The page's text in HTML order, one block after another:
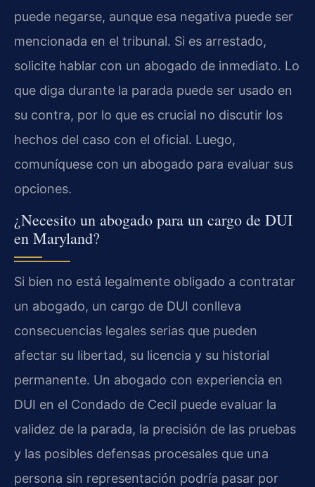
puede negarse, aunque esa negativa puede ser
mencionada en el tribunal. Si es arrestado,
solicite hablar con un abogado de inmediato. Lo
que diga durante la parada puede ser usado en
su contra, por lo que es crucial no discutir los
hechos del caso con el oficial. Luego,
comuníquese con un abogado para evaluar sus
opciones.
¿Necesito un abogado para un cargo de DUI
en Maryland?
Si bien no está legalmente obligado a contratar
un abogado, un cargo de DUI conlleva
consecuencias legales serias que pueden
afectar su libertad, su licencia y su historial
permanente. Un abogado con experiencia en
DUI en el Condado de Cecil puede evaluar la
validez de la parada, la precisión de las pruebas
y las posibles defensas procesales que una
persona sin representación podría pasar por